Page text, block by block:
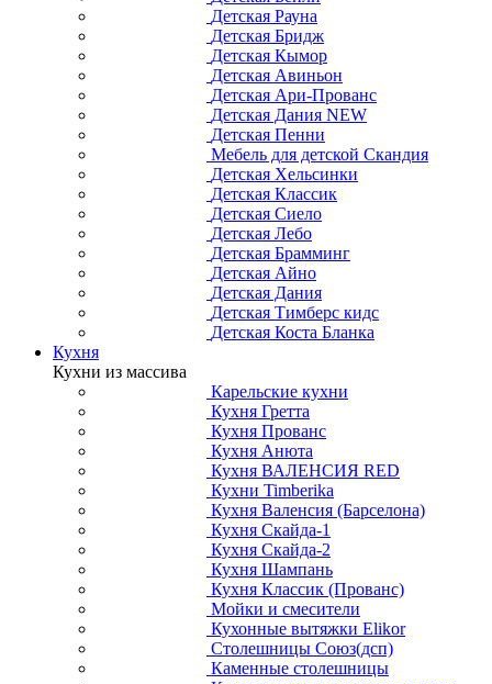
Детская Рауна
Детская Бридж
Детская Кымор
Детская Авиньон
Детская Ари-Прованс
Детская Дания NEW
Детская Пенни
Мебель для детской Скандия
Детская Хельсинки
Детская Классик
Детская Сиело
Детская Лебо
Детская Брамминг
Детская Айно
Детская Дания
Детская Тимберс кидс
Детская Коста Бланка
Кухня
Кухни из массива
Карельские кухни
Кухня Гретта
Кухня Прованс
Кухня Анюта
Кухня ВАЛЕНСИЯ RED
Кухни Timberika
Кухня Валенсия (Барселона)
Кухня Скайда-1
Кухня Скайда-2
Кухня Шампань
Кухня Классик (Прованс)
Мойки и смесители
Кухонные вытяжки Elikor
Столешницы Союз(дсп)
Каменные столешницы